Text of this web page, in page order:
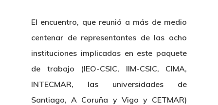
El encuentro, que reunió a más de medio
centenar de representantes de las ocho
instituciones implicadas en este paquete
de trabajo (IEO-CSIC, IIM-CSIC, CIMA,
INTECMAR, las universidades de
Santiago, A Coruña y Vigo y CETMAR)